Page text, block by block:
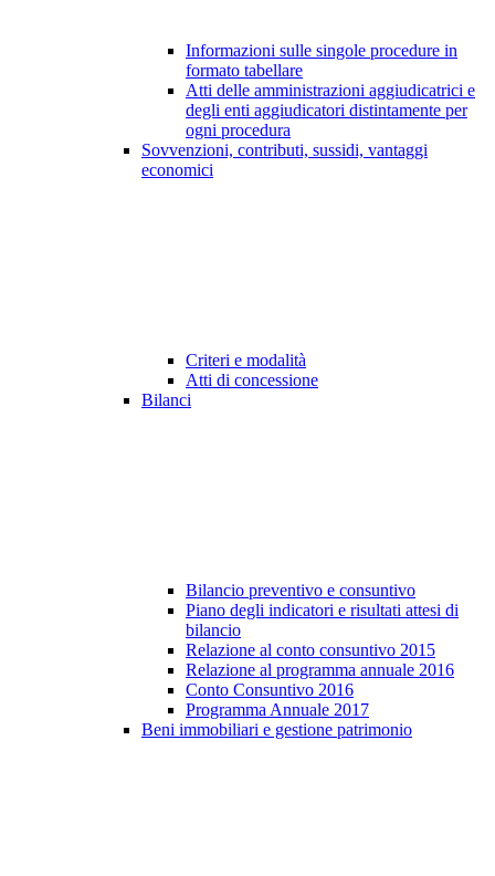
Informazioni sulle singole procedure in
formato tabellare
Atti delle amministrazioni aggiudicatrici e
degli enti aggiudicatori distintamente per
ogni procedura
Sovvenzioni, contributi, sussidi, vantaggi
economici
Criteri e modalità
Atti di concessione
Bilanci
Bilancio preventivo e consuntivo
Piano degli indicatori e risultati attesi di
bilancio
Relazione al conto consuntivo 2015
Relazione al programma annuale 2016
Conto Consuntivo 2016
Programma Annuale 2017
Beni immobiliari e gestione patrimonio